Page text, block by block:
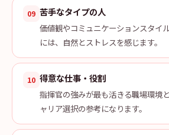
09 苦手なタイプの人
価値観やコミュニケーションスタイ
には、自然とストレスを感じます。
10 得意な仕事・役割
指揮官の強みが最も活きる職場環境
ャリア選択の参考になります。